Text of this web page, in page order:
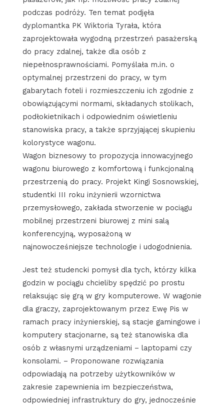
podczas podróży. Ten temat podjęła
dyplomantka PK Wiktoria Tyrała, która
zaprojektowała wygodną przestrzeń pasażerską
do pracy zdalnej, także dla osób z
niepełnosprawnościami. Pomyślała m.in. o
optymalnej przestrzeni do pracy, w tym
gabarytach foteli i rozmieszczeniu ich zgodnie z
obowiązującymi normami, składanych stolikach,
podłokietnikach i odpowiednim oświetleniu
stanowiska pracy, a także sprzyjającej skupieniu
kolorystyce wagonu.
Wagon biznesowy to propozycja innowacyjnego
wagonu biurowego z komfortową i funkcjonalną
przestrzenią do pracy. Projekt Kingi Sosnowskiej,
studentki III roku inżynierii wzornictwa
przemysłowego, zakłada stworzenie w pociągu
mobilnej przestrzeni biurowej z mini salą
konferencyjną, wyposażoną w
najnowocześniejsze technologie i udogodnienia.
Jest też studencki pomysł dla tych, którzy kilka
godzin w pociągu chcieliby spędzić po prostu
relaksując się grą w gry komputerowe. W wagonie
dla graczy, zaprojektowanym przez Ewę Pis w
ramach pracy inżynierskiej, są stacje gamingowe i
komputery stacjonarne, są też stanowiska dla
osób z własnymi urządzeniami – laptopami czy
konsolami. – Proponowane rozwiązania
odpowiadają na potrzeby użytkowników w
zakresie zapewnienia im bezpieczeństwa,
odpowiedniej infrastruktury do gry, jednocześnie